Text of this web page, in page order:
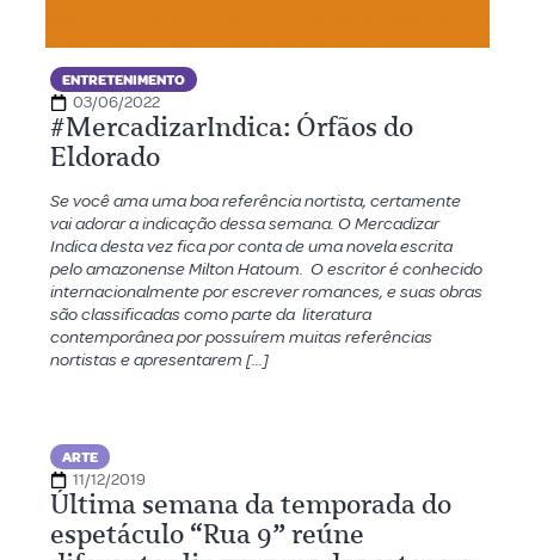
ENTRETENIMENTO
03/06/2022
#MercadizarIndica: Órfãos do
Eldorado
Se você ama uma boa referência nortista, certamente
vai adorar a indicação dessa semana. O Mercadizar
Indica desta vez fica por conta de uma novela escrita
pelo amazonense Milton Hatoum. O escritor é conhecido
internacionalmente por escrever romances, e suas obras
são classificadas como parte da literatura
contemporânea por possuírem muitas referências
nortistas e apresentarem […]
ARTE
11/12/2019
Última semana da temporada do
espetáculo “Rua 9” reúne